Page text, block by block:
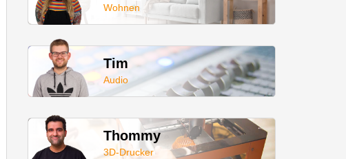
Wohnen
Tim
Audio
Thommy
3D-Drucker